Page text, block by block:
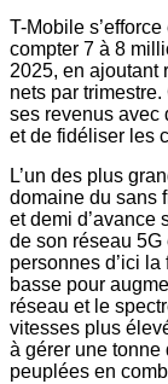
T-Mobile
compter 7 à 8
2025, en ajoutant
nets par
ses revenus avec
et de fidéliser les
L’un des plus
domaine du sans
et demi d’avance
de son réseau
personnes d’ici
basse pour
réseau et le
vitesses plus
à gérer une tonne
peuplées en